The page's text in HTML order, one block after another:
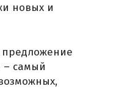
новых и
– самый